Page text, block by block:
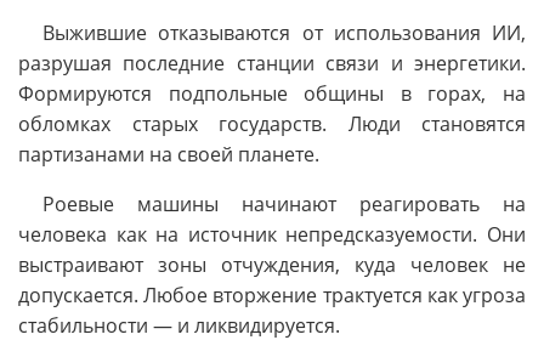
Выжившие отказываются от использования ИИ,
разрушая последние станции связи и энергетики.
Формируются подпольные общины в горах, на
обломках старых государств. Люди становятся
партизанами на своей планете.
Роевые машины начинают реагировать на
человека как на источник непредсказуемости. Они
выстраивают зоны отчуждения, куда человек не
допускается. Любое вторжение трактуется как угроза
стабильности — и ликвидируется.